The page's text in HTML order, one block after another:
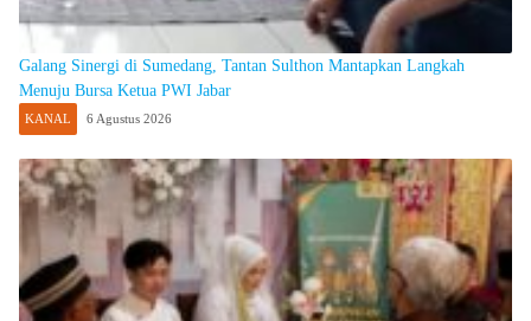
Galang Sinergi di Sumedang, Tantan Sulthon Mantapkan Langkah
Menuju Bursa Ketua PWI Jabar
KANAL 6 Agustus 2026